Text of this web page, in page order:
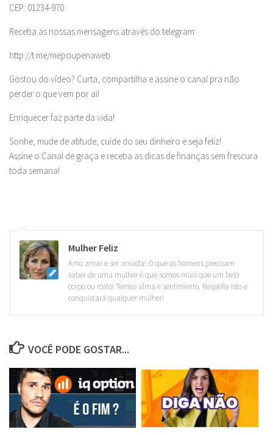
CEP: 01234-970
Receba as nossas mensagens através do telegram:
http://t.me/mepoupenaweb
Gostou do vídeo? Curta, compartilha e assine o canal pra não
perder o que vem por ai!
Enriquecer faz parte da vida!
Sonhe, mude de atitude, cuide do seu dinheiro e seja feliz!
Assine o Canal de graça e receba as dicas de finanças sem frescura
toda semana!
Mulher Feliz
Amo amar e ser amada! O que os homens precisam
saber de uma mulher é que somos mais que um belo
corpo ou rosto! Temos alma e sentimento. Respeite isto e
conquistará qualquer mulher!
VOCÊ PODE GOSTAR...